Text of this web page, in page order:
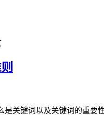
关键词以及关键词的重要